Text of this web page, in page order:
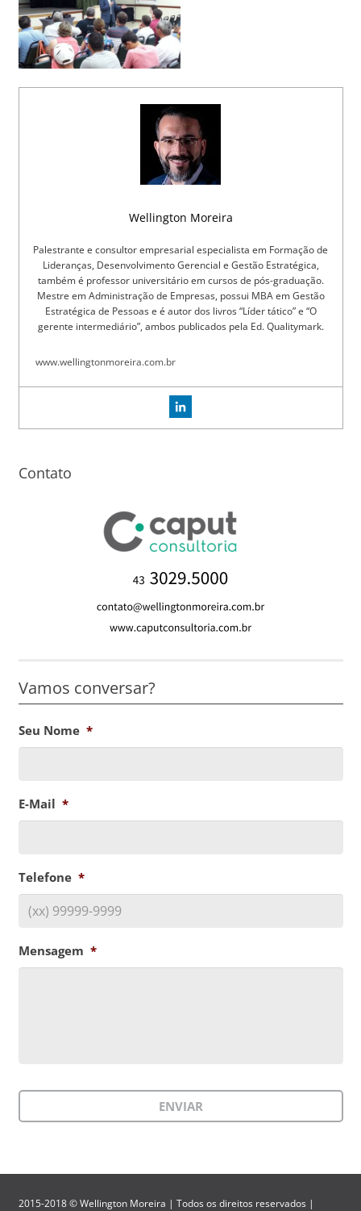
Wellington Moreira
Palestrante e consultor empresarial especialista em Formação de
Lideranças, Desenvolvimento Gerencial e Gestão Estratégica,
também é professor universitário em cursos de pós-graduação.
Mestre em Administração de Empresas, possui MBA em Gestão
Estratégica de Pessoas e é autor dos livros “Líder tático” e “O
gerente intermediário”, ambos publicados pela Ed. Qualitymark.
www.wellingtonmoreira.com.br
Contato
Vamos conversar?
Seu Nome *
E-Mail *
Telefone *
Mensagem *
2015-2018 © Wellington Moreira | Todos os direitos reservados |